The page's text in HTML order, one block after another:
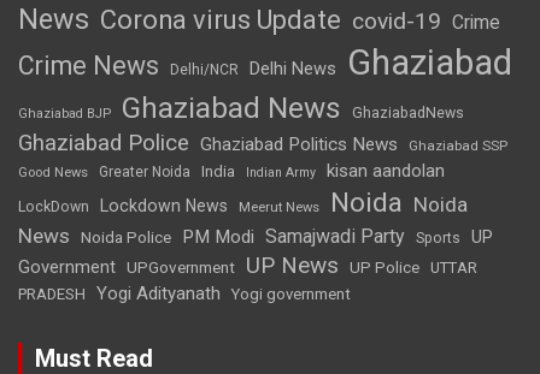
News Corona virus Update covid-19 Crime
Crime News Delhi/NCR Delhi News Ghaziabad
Ghaziabad BJP Ghaziabad News GhaziabadNews
Ghaziabad Police Ghaziabad Politics News Ghaziabad SSP
Good News Greater Noida India Indian Army kisan aandolan
LockDown Lockdown News Meerut News Noida Noida
News
Noida Police PM Modi Samajwadi Party Sports
UP
Government UPGovernment UP News UP Police
UTTAR
PRADESH
Yogi Adityanath Yogi government
Must Read